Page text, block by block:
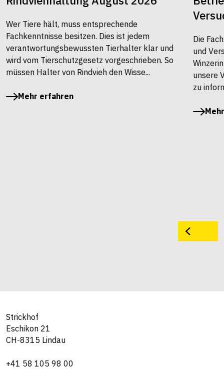
Wer Tiere hält, muss entsprechende
Fachkenntnisse besitzen. Dies ist jedem
verantwortungsbewussten Tierhalter klar und
wird vom Tierschutzgesetz vorgeschrieben. So
müssen Halter von Rindvieh den Wisse...
Mehr erfahren
Die
und
unsere
zu
Strickhof
Eschikon 21
CH-8315 Lindau
+41 58 105 98 00